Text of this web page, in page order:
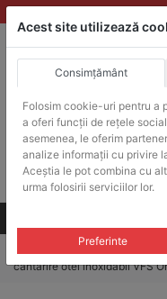
Skip
to
ACHIZITII PUBLICE
Produsele pot fi
Products
search
Platforme cantarire
cantarire otel inoxidabil VFS
Acest site utilizează
Consimțământ
Folosim cookie-uri pentru a
a oferi funcții de rețele
asemenea, le oferim
analize informații cu privire
Aceștia le pot combina cu
urma folosirii serviciilor lor.
Preferinte